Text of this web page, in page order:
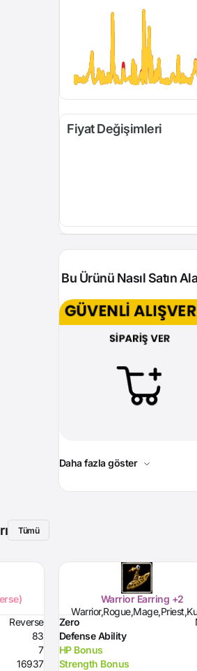
Fiyat Değişimleri
Bu Ürünü Nasıl Satın
Daha fazla göster
Tümü
Reverse
83
7
16937
Warrior Earring +2
Zero
Defense Ability
HP Bonus
Strength Bonus